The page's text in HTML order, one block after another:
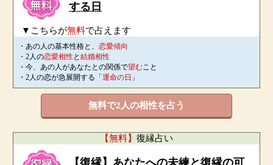
する日
▼こちらが無料で占えます
・あの人の基本性格と、恋愛傾向
・2人の恋愛相性と結婚相性
・今、あの人があなたとの関係で望むこと
・2人の恋が急展開する「運命の日 」
無料で2人の相性を占う
【無料】 復縁占い
【復縁】あなたへの未練と復縁の可